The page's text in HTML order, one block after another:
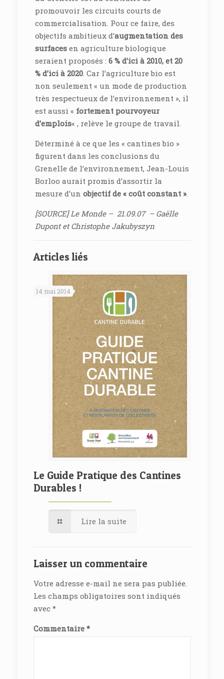
promouvoir les circuits courts de
commercialisation. Pour ce faire, des
objectifs ambitieux d’augmentation des
surfacesen agriculture biologique
seraient proposés : 6 % d’ici à 2010, et 20
% d’ici à 2020. Car l’agriculture bio est
non seulement « un mode de production
très respectueux de l’environnement », il
est aussi « fortement pourvoyeur
d’emplois« , relève le groupe de travail.
Déterminé à ce que les « cantines bio »
figurent dans les conclusions du
Grenelle de l’environnement, Jean-Louis
Borloo aurait promis d’assortir la
mesure d’un objectif de « coût constant ».
[SOURCE] Le Monde – 21.09.07 – Gaëlle
Dupont et Christophe Jakubyszyn
Articles liés
14 mai 2014
Le Guide Pratique des Cantines
Durables !
Lire la suite
Laisser un commentaire
Votre adresse e-mail ne sera pas publiée.
Les champs obligatoires sont indiqués
avec *
Commentaire *